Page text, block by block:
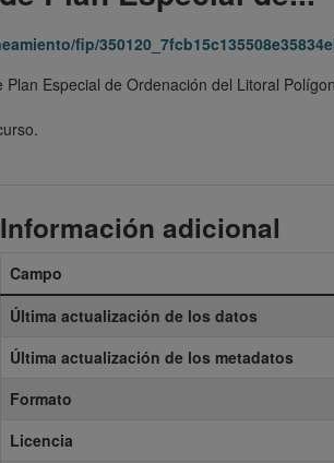
fip/
Especial de Ordenación del Litoral
Información adicional
Campo
Última actualización de los datos
Última actualización de los metadatos
Formato
Licencia